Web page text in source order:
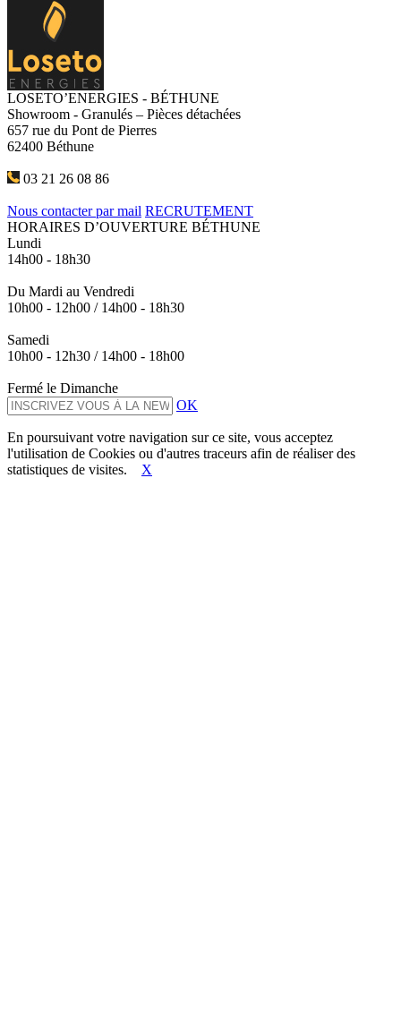
LOSETO’ENERGIES - BÉTHUNE
Showroom - Granulés – Pièces détachées
657 rue du Pont de Pierres
62400 Béthune
03 21 26 08 86
Nous contacter par mail RECRUTEMENT
HORAIRES D’OUVERTURE BÉTHUNE
Lundi
14h00 - 18h30
Du Mardi au Vendredi
10h00 - 12h00 / 14h00 - 18h30
Samedi
10h00 - 12h30 / 14h00 - 18h00
Fermé le Dimanche
OK
En poursuivant votre navigation sur ce site, vous acceptez
l'utilisation de Cookies ou d'autres traceurs afin de réaliser des
statistiques de visites. X